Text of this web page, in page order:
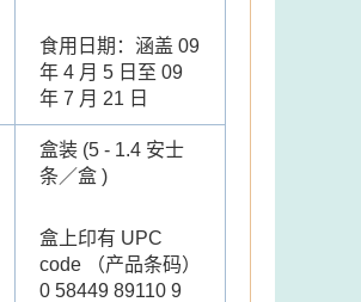
食用日期：涵盖 09
年 4 月 5 日至 09
年 7 月 21 日
盒装 (5 - 1.4 安士
条／盒 )
盒上印有 UPC
code （产品条码）
0 58449 89110 9